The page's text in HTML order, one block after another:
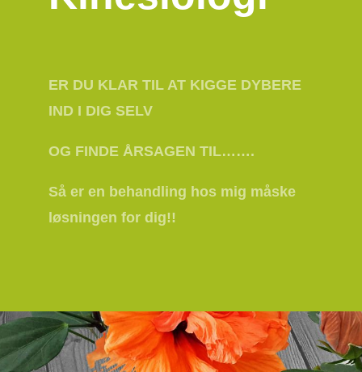
ER DU KLAR TIL AT KIGGE DYBERE
IND I DIG SELV
OG FINDE ÅRSAGEN TIL…….
Så er en behandling hos mig måske
løsningen for dig!!